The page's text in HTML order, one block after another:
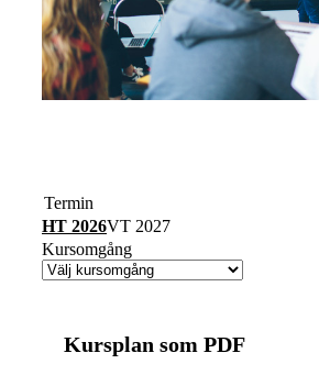
Termin
HT 2026VT 2027
Kursomgång
Kursplan som PDF